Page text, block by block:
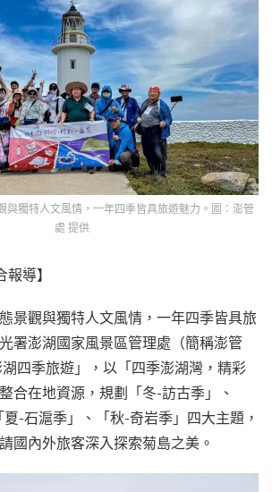
與獨特人文風情，一年四季皆具旅遊魅力。圖：澎管
處 提供
導】
景觀與獨特人文風情，一年四季皆具旅
署澎湖國家風景區管理處（簡稱澎管
四季旅遊」，以「四季澎湖灣，精彩
合在地資源，規劃「冬-訪古季」、
夏-石滬季」、「秋-奇岩季」四大主題，
國內外旅客深入探索菊島之美。